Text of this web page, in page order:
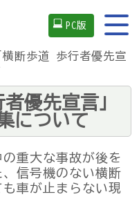
PC版
断歩道 歩行者優先宣
優先宣言」
について
重大な事故が後を
信号機のない横断
車が止まらない現